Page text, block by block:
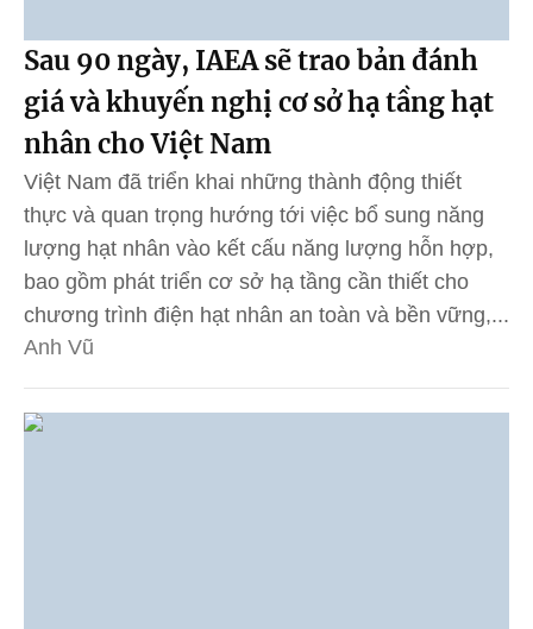
Sau 90 ngày, IAEA sẽ trao bản đánh
giá và khuyến nghị cơ sở hạ tầng hạt
nhân cho Việt Nam
Việt Nam đã triển khai những thành động thiết
thực và quan trọng hướng tới việc bổ sung năng
lượng hạt nhân vào kết cấu năng lượng hỗn hợp,
bao gồm phát triển cơ sở hạ tầng cần thiết cho
chương trình điện hạt nhân an toàn và bền vững,...
Anh Vũ